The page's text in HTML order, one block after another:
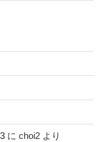
に choi2 より